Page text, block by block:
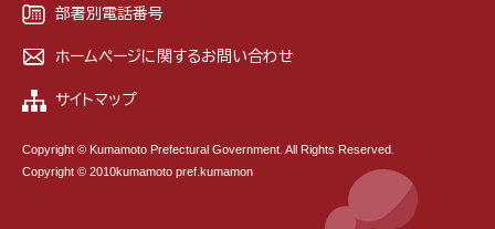
部署別電話番号
ホームページに関するお問い合わせ
サイトマップ
Copyright © Kumamoto Prefectural Government. All Rights Reserved.
Copyright © 2010kumamoto pref.kumamon